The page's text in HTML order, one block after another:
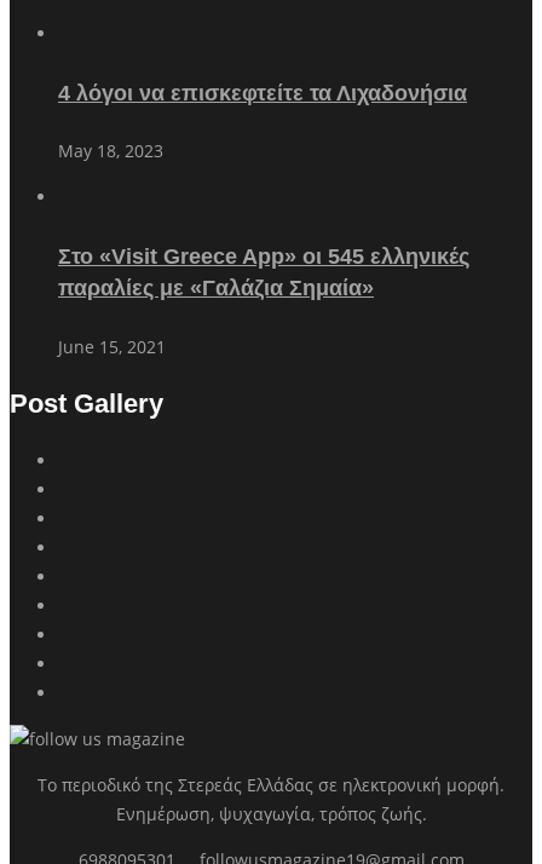
4 λόγοι να επισκεφτείτε τα Λιχαδονήσια
May 18, 2023
Στο «Visit Greece App» οι 545 ελληνικές
παραλίες με «Γαλάζια Σημαία»
June 15, 2021
Post Gallery
Το περιοδικό της Στερεάς Ελλάδας σε ηλεκτρονική μορφή.
Ενημέρωση, ψυχαγωγία, τρόπος ζωής.